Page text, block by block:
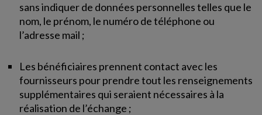
sans indiquer de données personnelles telles que le
nom, le prénom, le numéro de téléphone ou
l’adresse mail ;
Les bénéficiaires prennent contact avec les
fournisseurs pour prendre tout les renseignements
supplémentaires qui seraient nécessaires à la
réalisation de l’échange ;